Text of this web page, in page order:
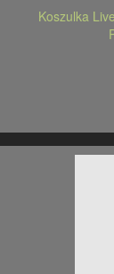
Koszulka